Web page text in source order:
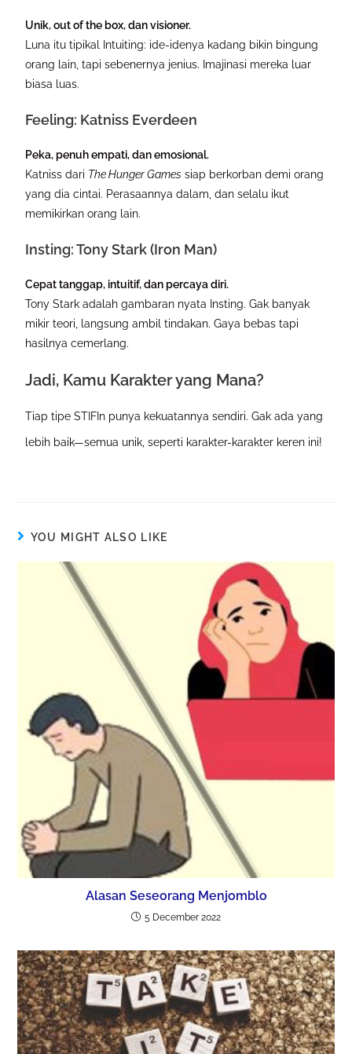
Unik, out of the box, dan visioner.
Luna itu tipikal Intuiting: ide-idenya kadang bikin bingung
orang lain, tapi sebenernya jenius. Imajinasi mereka luar
biasa luas.
Feeling: Katniss Everdeen
Peka, penuh empati, dan emosional.
Katniss dari The Hunger Games siap berkorban demi orang
yang dia cintai. Perasaannya dalam, dan selalu ikut
memikirkan orang lain.
Insting: Tony Stark (Iron Man)
Cepat tanggap, intuitif, dan percaya diri.
Tony Stark adalah gambaran nyata Insting. Gak banyak
mikir teori, langsung ambil tindakan. Gaya bebas tapi
hasilnya cemerlang.
Jadi, Kamu Karakter yang Mana?
Tiap tipe STIFIn punya kekuatannya sendiri. Gak ada yang
lebih baik—semua unik, seperti karakter-karakter keren ini!
YOU MIGHT ALSO LIKE
Alasan Seseorang Menjomblo
5 December 2022